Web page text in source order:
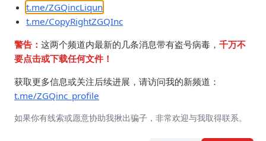
t.me/ZGQincLiqun
t.me/CopyRightZGQInc
警告： 这两个频道内最新的几条消息带有盗号病毒， 千万不
要点击或下载任何文件！
获取更多信息或关注后续进展，请访问我的新频道：
t.me/ZGQinc_profile
如果你有线索或愿意协助我揪出骗子，非常欢迎与我取得联系。